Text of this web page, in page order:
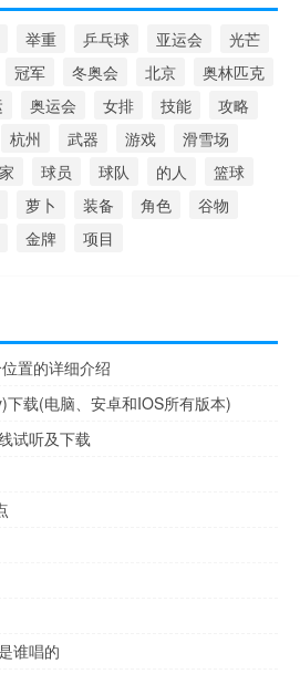
举重 乒乓球 亚运会
光芒
冠军 冬奥会 北京
奥林匹克
奥运会 女排 技能
攻略
杭州 武器 游戏
滑雪场
球员 球队 的人
篮球
萝卜 装备 角色
谷物
金牌 项目
置的详细介绍
载(电脑、安卓和IOS所有版本)
试听及下载
谁唱的